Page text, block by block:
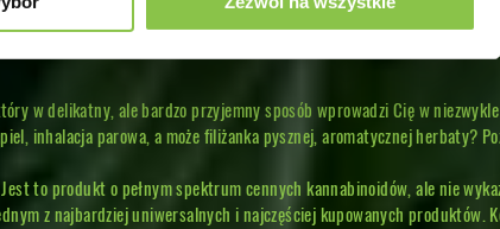
w delikatny, ale bardzo przyjemny sposób wprowadzi Cię w
inhalacja parowa, a może filiżanka pysznej, aromatycznej herbaty?
to produkt o pełnym spektrum cennych kannabinoidów, ale nie
z najbardziej uniwersalnych i najczęściej kupowanych produktów.